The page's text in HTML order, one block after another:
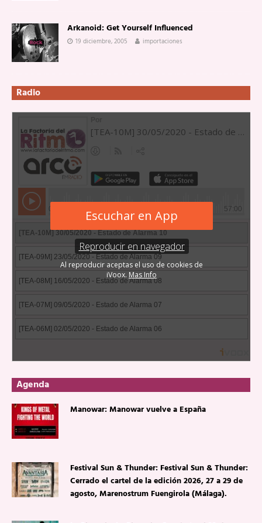
Arkanoid: Get Yourself Influenced
19 diciembre, 2005 importaciones
Radio
Agenda
Manowar: Manowar vuelve a España
Festival Sun & Thunder: Festival Sun & Thunder:
Cerrado el cartel de la edición 2026, 27 a 29 de
agosto, Marenostrum Fuengirola (Málaga).